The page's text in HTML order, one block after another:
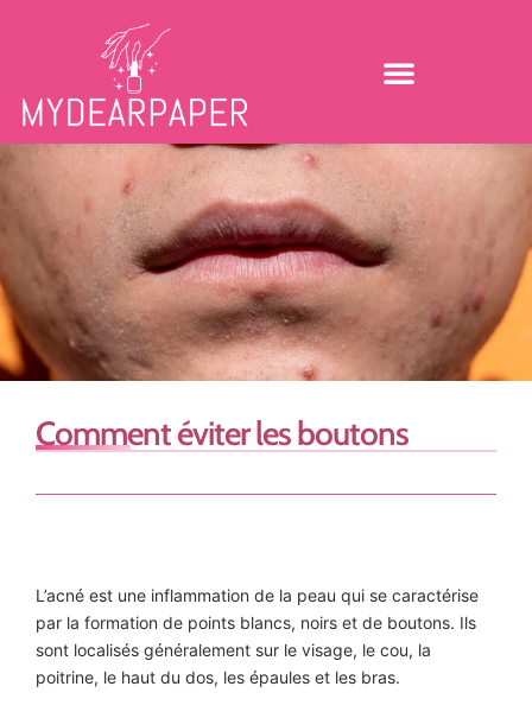
Comment éviter les boutons
L’acné est une inflammation de la peau qui se caractérise
par la formation de points blancs, noirs et de boutons. Ils
sont localisés généralement sur le visage, le cou, la
poitrine, le haut du dos, les épaules et les bras.